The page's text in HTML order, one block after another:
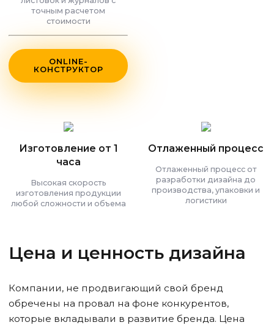
точным расчетом
стоимости
ONLINE-
КОНСТРУКТОР
Изготовление от 1
часа
Высокая скорость
изготовления продукции
любой сложности и объема
Отлаженный процесс
Отлаженный процесс от
разработки дизайна до
производства, упаковки и
логистики
Цена и ценность дизайна
Компании, не продвигающий свой бренд
обречены на провал на фоне конкурентов,
которые вкладывали в развитие бренда. Цена